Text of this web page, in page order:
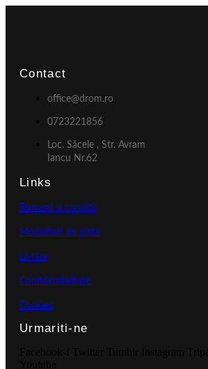
Contact
office@drom.ro
0723221856
Loc. Săcele , Str. Avram
Iancu Nr.62
Links
Termeni si conditii
Modalitati de plata
Livrare
Confidentialitate
Cookies
Urmariti-ne